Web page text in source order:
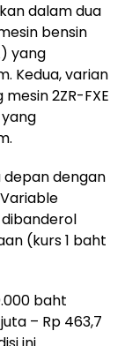
dalam dua
bensin
yang
Kedua, varian
2ZR-FXE
dengan
(kurs 1 baht
baht
– Rp 463,7